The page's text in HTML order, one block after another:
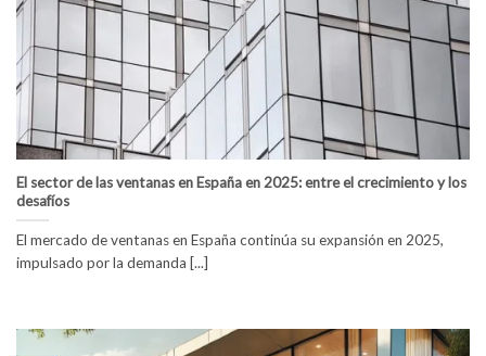
El sector de las ventanas en España en 2025: entre el crecimiento y los
desafíos
El mercado de ventanas en España continúa su expansión en 2025,
impulsado por la demanda [...]